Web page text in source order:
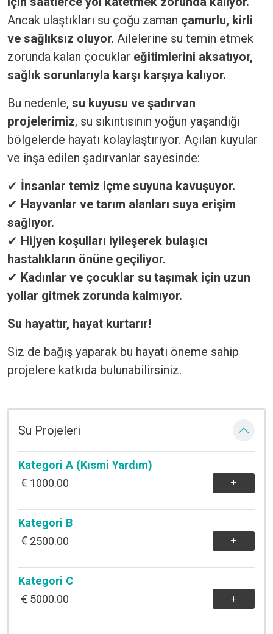
Ancak ulaştıkları su çoğu zaman çamurlu, kirli
ve sağlıksız oluyor. Ailelerine su temin etmek
zorunda kalan çocuklar eğitimlerini aksatıyor,
sağlık sorunlarıyla karşı karşıya kalıyor.
Bu nedenle, su kuyusu ve şadırvan
projelerimiz, su sıkıntısının yoğun yaşandığı
bölgelerde hayatı kolaylaştırıyor. Açılan kuyular
ve inşa edilen şadırvanlar sayesinde:
✔ İnsanlar temiz içme suyuna kavuşuyor.
✔ Hayvanlar ve tarım alanları suya erişim
sağlıyor.
✔ Hijyen koşulları iyileşerek bulaşıcı
hastalıkların önüne geçiliyor.
✔ Kadınlar ve çocuklar su taşımak için uzun
yollar gitmek zorunda kalmıyor.
Su hayattır, hayat kurtarır!
Siz de bağış yaparak bu hayati öneme sahip
projelere katkıda bulunabilirsiniz.
Su Projeleri
Kategori A (Kısmi Yardım)
1000.00
Kategori B
2500.00
Kategori C
5000.00